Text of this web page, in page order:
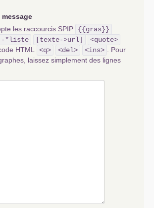
les raccourcis SPIP
{{gras}}
-*liste [texte->url]
<quote>
HTML <q> <del> <ins>
. Pour
laissez simplement des lignes